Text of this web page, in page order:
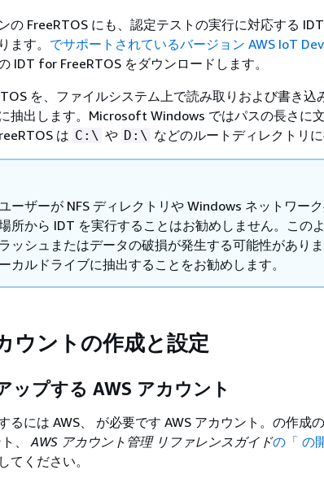
の FreeRTOS にも、認定テストの実行に対応する
ます。 でサポートされているバージョン AWS IoT
IDT for FreeRTOS をダウンロードします。
を、ファイルシステム上で読み取りおよび書き込
抽出します。Microsoft Windows ではパスの長さに
は C:\ や D:\ などのルートディレクトリに
ーザーが NFS ディレクトリや Windows ネットワー
所から IDT を実行することはお勧めしません。この
ッシュまたはデータの破損が発生する可能性があり
カルドライブに抽出することをお勧めします。
ウントの作成と設定
ップする AWS アカウント
るには AWS、 が必要です AWS アカウント。の作成
ト、AWS アカウント管理 リファレンスガイドの「 の
てください。